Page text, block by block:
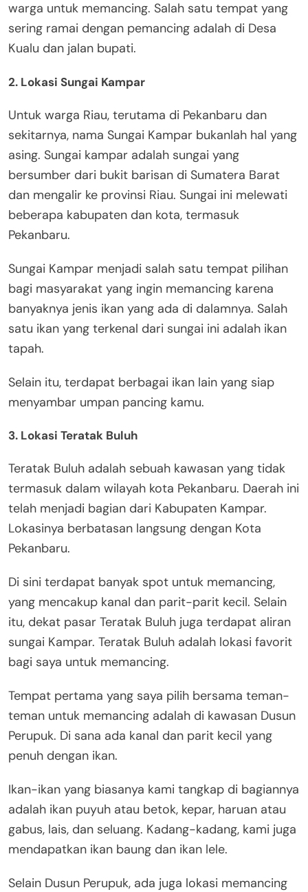
warga untuk memancing. Salah satu tempat yang
sering ramai dengan pemancing adalah di Desa
Kualu dan jalan bupati.
2. Lokasi Sungai Kampar
Untuk warga Riau, terutama di Pekanbaru dan
sekitarnya, nama Sungai Kampar bukanlah hal yang
asing. Sungai kampar adalah sungai yang
bersumber dari bukit barisan di Sumatera Barat
dan mengalir ke provinsi Riau. Sungai ini melewati
beberapa kabupaten dan kota, termasuk
Pekanbaru.
Sungai Kampar menjadi salah satu tempat pilihan
bagi masyarakat yang ingin memancing karena
banyaknya jenis ikan yang ada di dalamnya. Salah
satu ikan yang terkenal dari sungai ini adalah ikan
tapah.
Selain itu, terdapat berbagai ikan lain yang siap
menyambar umpan pancing kamu.
3. Lokasi Teratak Buluh
Teratak Buluh adalah sebuah kawasan yang tidak
termasuk dalam wilayah kota Pekanbaru. Daerah ini
telah menjadi bagian dari Kabupaten Kampar.
Lokasinya berbatasan langsung dengan Kota
Pekanbaru.
Di sini terdapat banyak spot untuk memancing,
yang mencakup kanal dan parit-parit kecil. Selain
itu, dekat pasar Teratak Buluh juga terdapat aliran
sungai Kampar. Teratak Buluh adalah lokasi favorit
bagi saya untuk memancing.
Tempat pertama yang saya pilih bersama teman-
teman untuk memancing adalah di kawasan Dusun
Perupuk. Di sana ada kanal dan parit kecil yang
penuh dengan ikan.
Ikan-ikan yang biasanya kami tangkap di bagiannya
adalah ikan puyuh atau betok, kepar, haruan atau
gabus, lais, dan seluang. Kadang-kadang, kami juga
mendapatkan ikan baung dan ikan lele.
Selain Dusun Perupuk, ada juga lokasi memancing